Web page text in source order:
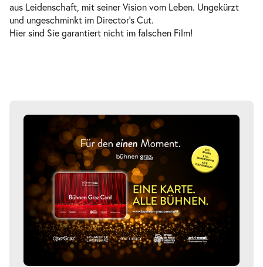
aus Leidenschaft, mit seiner Vision vom Leben. Ungekürzt
und ungeschminkt im Director’s Cut.
Hier sind Sie garantiert nicht im falschen Film!